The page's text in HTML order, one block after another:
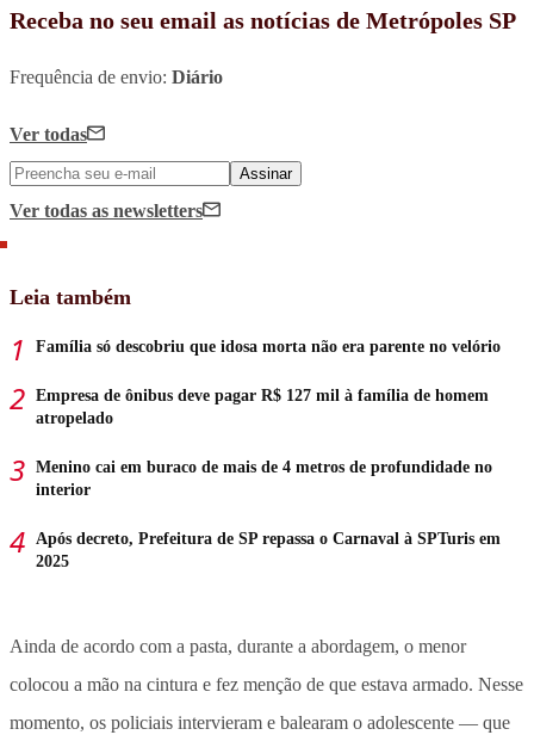
Receba no seu email as notícias de Metrópoles SP
Frequência de envio: Diário
Ver todas
Assinar
Ver todas as newsletters
Leia também
Família só descobriu que idosa morta não era parente no velório
Empresa de ônibus deve pagar R$ 127 mil à família de homem
atropelado
Menino cai em buraco de mais de 4 metros de profundidade no
interior
Após decreto, Prefeitura de SP repassa o Carnaval à SPTuris em
2025
Ainda de acordo com a pasta, durante a abordagem, o menor
colocou a mão na cintura e fez menção de que estava armado. Nesse
momento, os policiais intervieram e balearam o adolescente — que